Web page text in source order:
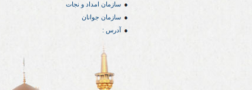
سازمان امداد و نجات
سازمان جوانان
آدرس :